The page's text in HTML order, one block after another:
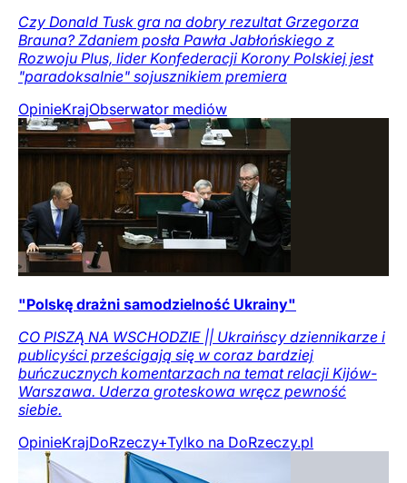
Czy Donald Tusk gra na dobry rezultat Grzegorza
Brauna? Zdaniem posła Pawła Jabłońskiego z
Rozwoju Plus, lider Konfederacji Korony Polskiej jest
"paradoksalnie" sojusznikiem premiera
OpinieKrajObserwator mediów
"Polskę drażni samodzielność Ukrainy"
CO PISZĄ NA WSCHODZIE || Ukraińscy dziennikarze i
publicyści prześcigają się w coraz bardziej
buńczucznych komentarzach na temat relacji Kijów-
Warszawa. Uderza groteskowa wręcz pewność
siebie.
OpinieKrajDoRzeczy+Tylko na DoRzeczy.pl